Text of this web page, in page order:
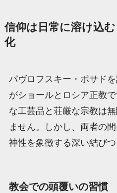
信仰は日常に溶け込
化
パヴロフスキー・ポサド
がショールとロシア正教
な工芸品と荘厳な宗教は
ません。しかし、両者の
神性を象徴する深い結びつ
教会での頭覆いの習慣